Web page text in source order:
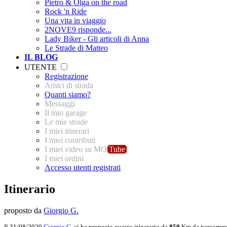
Pietro & Olga on the road
Rock 'n Ride
Una vita in viaggio
2NOVE9 risponde...
Lady Biker - Gli articoli di Anna
Le Strade di Matteo
IL BLOG
UTENTE
Registrazione
Amici di strada
Quanti siamo?
Messaggi
Il mio garage
Le mie strade
I miei itinerari
I miei contributi
I miei video su MO Tube
I miei ordini
Accesso utenti registrati
Itinerario
proposto da Giorgio G.